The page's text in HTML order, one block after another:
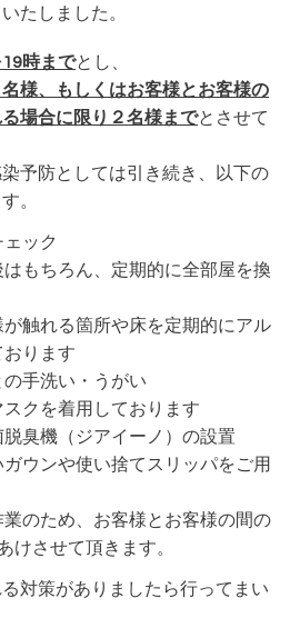
たしました。
時までとし、
様、もしくはお客様とお客様の
場合に限り２名様までとさせて
予防としては引き続き、以下の
。
ック
もちろん、定期的に全部屋を換
が触れる箇所や床を定期的にアル
おります
手洗い・うがい
クを着用しております
臭機（ジアイーノ）の設置
ウンや使い捨てスリッパをご用
のため、お客様とお客様の間の
けさせて頂きます。
対策がありましたら行ってまい